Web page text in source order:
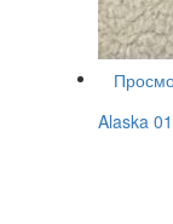
Alaska 01